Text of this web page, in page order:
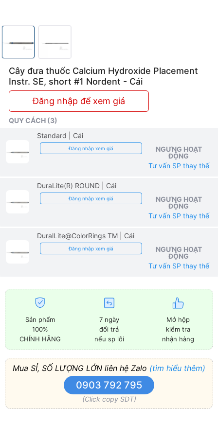
Cây đưa thuốc Calcium Hydroxide Placement
Instr. SE, short #1 Nordent - Cái
Đăng nhập để xem giá
QUY CÁCH (3)
Standard
| Cái
Đăng nhập xem giá
NGƯNG HOẠT
ĐỘNG
Tư vấn SP thay thế
DuraLite(R) ROUND | Cái
Đăng nhập xem giá
NGƯNG HOẠT
ĐỘNG
Tư vấn SP thay thế
DuralLite@ColorRings TM | Cái
Đăng nhập xem giá
NGƯNG HOẠT
ĐỘNG
Tư vấn SP thay thế
Sản phẩm
100%
CHÍNH HÃNG
7 ngày
đổi trả
nếu sp lỗi
Mở hộp
kiểm tra
nhận hàng
Mua SỈ, SỐ LƯỢNG LỚN liên hệ Zalo (tìm hiểu thêm)
0903 792 795
(Click copy SDT)